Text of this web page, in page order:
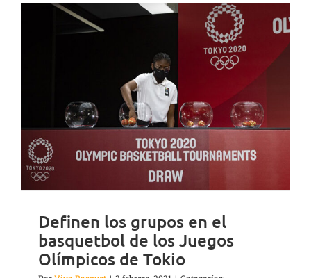
Definen los grupos en el
basquetbol de los Juegos
Olímpicos de Tokio